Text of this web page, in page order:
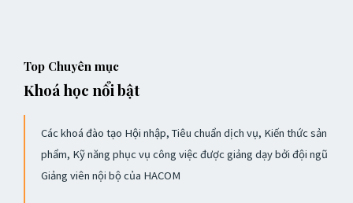
Top Chuyên mục
Khoá học nổi bật
Các khoá đào tạo Hội nhập, Tiêu chuẩn dịch vụ, Kiến thức sản
phẩm, Kỹ năng phục vụ công việc được giảng dạy bởi đội ngũ
Giảng viên nội bộ của HACOM